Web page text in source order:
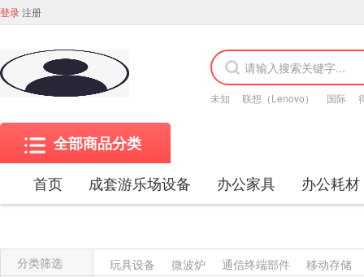
登录注册
未知 联想（Lenovo） 国际
全部商品分类
首页
成套游乐场设备 办公家具 办公耗材
分类筛选 玩具设备 微波炉 通信终端部件
移动存储